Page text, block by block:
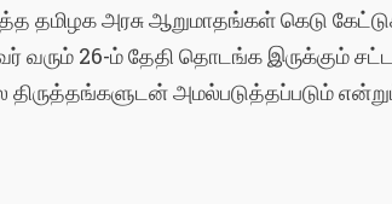
தமிழக அரசு ஆறுமாதங்கள் கெடு
26-ம் தேதி தொடங்க இருக்கும்
திருத்தங்களுடன் அமல்படுத்தப்படும்